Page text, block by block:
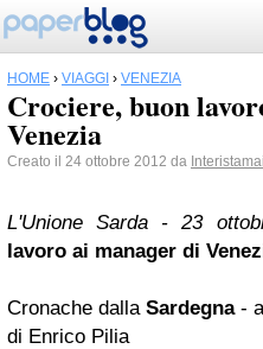
HOME › VIAGGI › VENEZIA
Crociere, buon
Venezia
Creato il 24 ottobre 2012 da Interistamai
L'Unione Sarda - 23
lavoro ai manager di
Cronache dalla Sardegna-
di Enrico Pilia